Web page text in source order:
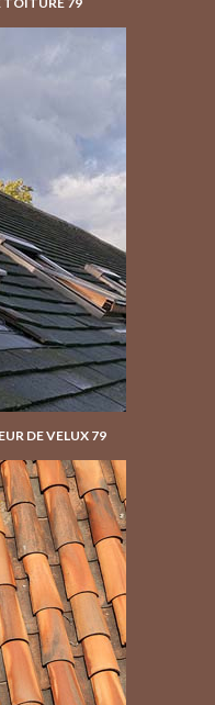
DE VELUX 79